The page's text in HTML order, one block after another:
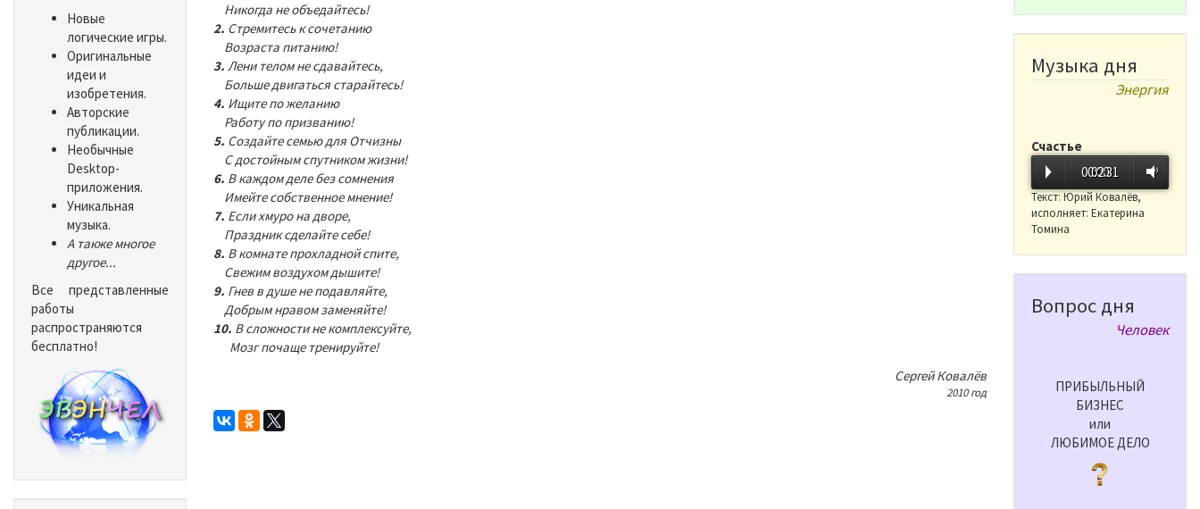
Новые
логические игры.
Оригинальные
идеи и
изобретения.
Авторские
публикации.
Необычные
Desktop-
приложения.
Уникальная
музыка.
А также многое
другое...
Все представленные
работы
распространяются
бесплатно!
Никогда не объедайтесь!
2. Стремитесь к сочетанию
Возраста питанию!
3. Лени телом не сдавайтесь,
Больше двигаться старайтесь!
4. Ищите по желанию
Работу по призванию!
5. Создайте семью для Отчизны
С достойным спутником жизни!
6. В каждом деле без сомнения
Имейте собственное мнение!
7. Если хмуро на дворе,
Праздник сделайте себе!
8. В комнате прохладной спите,
Свежим воздухом дышите!
9. Гнев в душе не подавляйте,
Добрым нравом заменяйте!
10. В сложности не комплексуйте,
Мозг почаще тренируйте!
Сергей Ковалёв
2010 год
Музыка дня
Энергия
Счастье
00:00
02:31
Текст: Юрий Ковалёв,
исполняет: Екатерина
Томина
Вопрос дня
Человек
ПРИБЫЛЬНЫЙ
БИЗНЕС
или
ЛЮБИМОЕ ДЕЛО